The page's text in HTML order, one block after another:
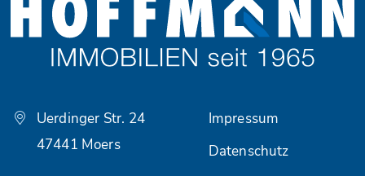
Uerdinger Str. 24
47441 Moers
Impressum
Datenschutz